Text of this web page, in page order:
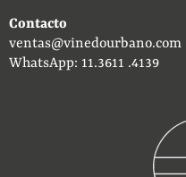
Contacto
ventas@vinedourbano.com
WhatsApp: 11.3611 .4139